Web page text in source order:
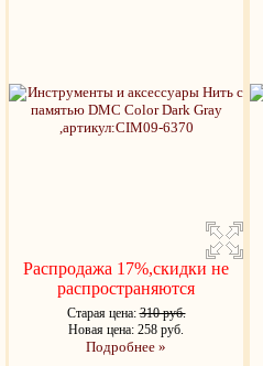
Распродажа 17%,скидки не
распространяются
Старая цена:310 руб.
Новая цена: 258 руб.
Подробнее »